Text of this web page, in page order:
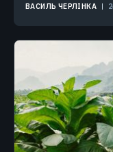
ВАСИЛЬ ЧЕРЛІНКА